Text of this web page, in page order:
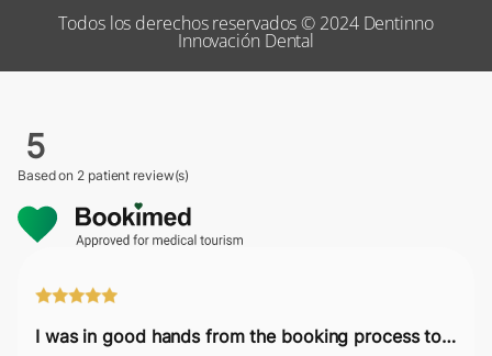
Todos los derechos reservados © 2024 Dentinno
Innovación Dental
5
Based on 2 patient review(s)
I was in good hands from the booking process to post-surgery.